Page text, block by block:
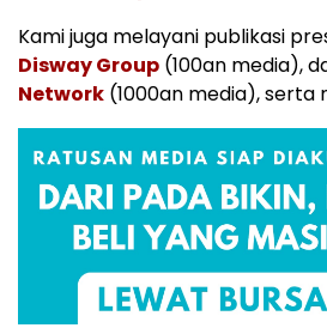
Kami juga melayani publikasi
Disway Group (100an media),
Network (1000an media), serta